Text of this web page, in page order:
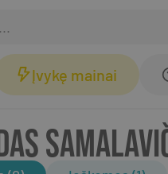
Įvykę mainai